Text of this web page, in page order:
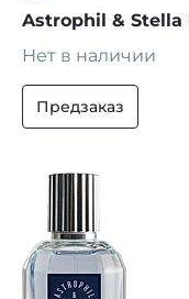
Astrophil & Stella
Нет в наличии
Предзаказ